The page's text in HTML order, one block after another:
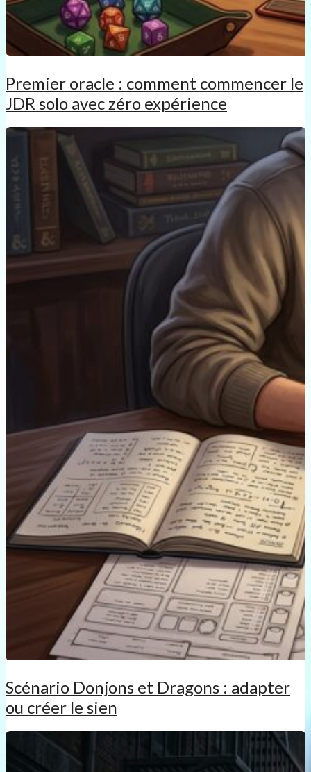
Premier oracle : comment commencer le
JDR solo avec zéro expérience
Scénario Donjons et Dragons : adapter
ou créer le sien